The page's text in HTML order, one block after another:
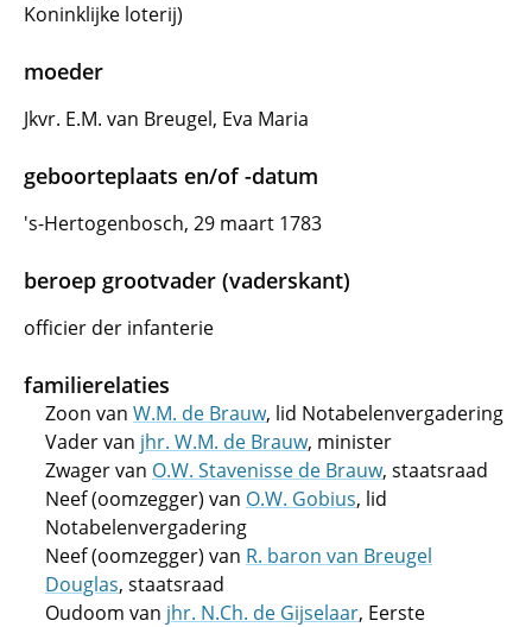
Koninklijke loterij)
moeder
Jkvr. E.M. van Breugel, Eva Maria
geboorteplaats en/of -datum
's-Hertogenbosch, 29 maart 1783
beroep grootvader (vaderskant)
officier der infanterie
familierelaties
Zoon van W.M. de Brauw, lid Notabelenvergadering
Vader van jhr. W.M. de Brauw, minister
Zwager van O.W. Stavenisse de Brauw, staatsraad
Neef (oomzegger) van O.W. Gobius, lid
Notabelenvergadering
Neef (oomzegger) van R. baron van Breugel
Douglas, staatsraad
Oudoom van jhr. N.Ch. de Gijselaar, Eerste